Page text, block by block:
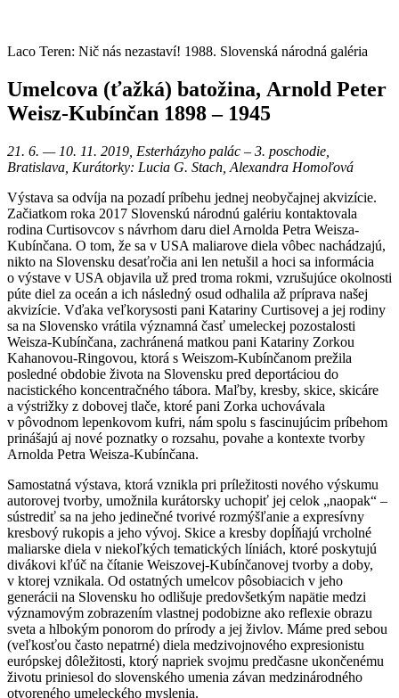
Laco Teren: Nič nás nezastaví! 1988. Slovenská národná galéria
Umelcova (ťažká) batožina, Arnold Peter
Weisz-Kubínčan 1898 – 1945
21. 6. — 10. 11. 2019, Esterházyho palác – 3. poschodie,
Bratislava, Kurátorky: Lucia G. Stach, Alexandra Homoľová
Výstava sa odvíja na pozadí príbehu jednej neobyčajnej akvizície.
Začiatkom roka 2017 Slovenskú národnú galériu kontaktovala
rodina Curtisovcov s návrhom daru diel Arnolda Petra Weisza-
Kubínčana. O tom, že sa v USA maliarove diela vôbec nachádzajú,
nikto na Slovensku desaťročia ani len netušil a hoci sa informácia
o výstave v USA objavila už pred troma rokmi, vzrušujúce okolnosti
púte diel za oceán a ich následný osud odhalila až príprava našej
akvizície. Vďaka veľkorysosti pani Katariny Curtisovej a jej rodiny
sa na Slovensko vrátila významná časť umeleckej pozostalosti
Weisza-Kubínčana, zachránená matkou pani Katariny Zorkou
Kahanovou-Ringovou, ktorá s Weiszom-Kubínčanom prežila
posledné obdobie života na Slovensku pred deportáciou do
nacistického koncentračného tábora. Maľby, kresby, skice, skicáre
a výstrižky z dobovej tlače, ktoré pani Zorka uchovávala
v pôvodnom lepenkovom kufri, nám spolu s fascinujúcim príbehom
prinášajú aj nové poznatky o rozsahu, povahe a kontexte tvorby
Arnolda Petra Weisza-Kubínčana.
Samostatná výstava, ktorá vznikla pri príležitosti nového výskumu
autorovej tvorby, umožnila kurátorsky uchopiť jej celok „naopak“ –
sústrediť sa na jeho jedinečné tvorivé rozmýšľanie a expresívny
kresbový rukopis a jeho vývoj. Skice a kresby dopĺňajú vrcholné
maliarske diela v niekoľkých tematických líniách, ktoré poskytujú
divákovi kľúč na čítanie Weiszovej-Kubínčanovej tvorby a doby,
v ktorej vznikala. Od ostatných umelcov pôsobiacich v jeho
generácii na Slovensku ho odlišuje predovšetkým napätie medzi
významovým zobrazením vlastnej podobizne ako reflexie obrazu
sveta a hlbokým ponorom do prírody a jej živlov. Máme pred sebou
(veľkosťou často nepatrné) diela medzivojnového expresionistu
európskej dôležitosti, ktorý napriek svojmu predčasne ukončenému
životu priniesol do slovenského umenia závan medzinárodného
otvoreného umeleckého myslenia.